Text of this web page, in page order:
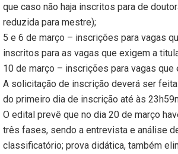
que caso não haja inscritos para de
reduzida para mestre);
5 e 6 de março – inscrições para vagas
inscritos para as vagas que exigem a
10 de março – inscrições para vagas
A solicitação de inscrição deverá ser
do primeiro dia de inscrição até às
O edital prevê que no dia 20 de março
três fases, sendo a entrevista e análise
classificatório; prova didática, também